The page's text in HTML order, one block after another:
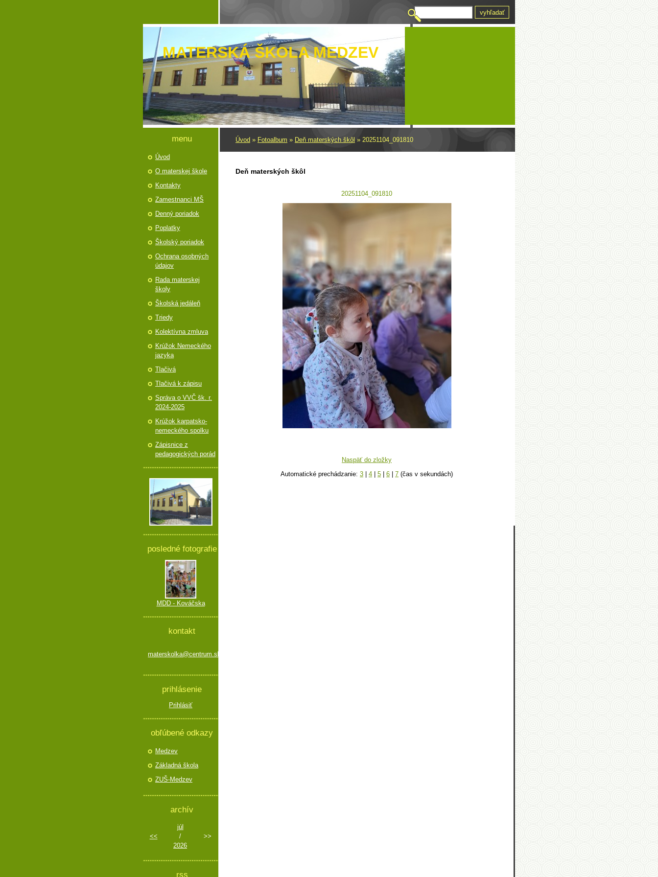
MATERSKÁ ŠKOLA MEDZEV
Úvod » Fotoalbum » Deň materských škôl » 20251104_091810
Deň materských škôl
20251104_091810
Naspäť do zložky
Automatické prechádzanie: 3 4 5 6 7 (čas v sekundách)
menu
Úvod
O materskej škole
Kontakty
Zamestnanci MŠ
Denný poriadok
Poplatky
Školský poriadok
Ochrana osobných
údajov
Rada materskej
školy
Školská jedáleň
Triedy
Kolektívna zmluva
Krúžok Nemeckého
jazyka
Tlačivá
Tlačivá k zápisu
Správa o VVČ šk. r.
2024-2025
Krúžok karpatsko-
nemeckého spolku
Zápisnice z
pedagogických porád
posledné fotografie
MDD - Kováčska
kontakt
materskolka@centrum.sk
prihlásenie
Prihlásiť
obľúbené odkazy
Medzev
Základná škola
ZUŠ-Medzev
archív
<<
júl
/
2026
>>
rss